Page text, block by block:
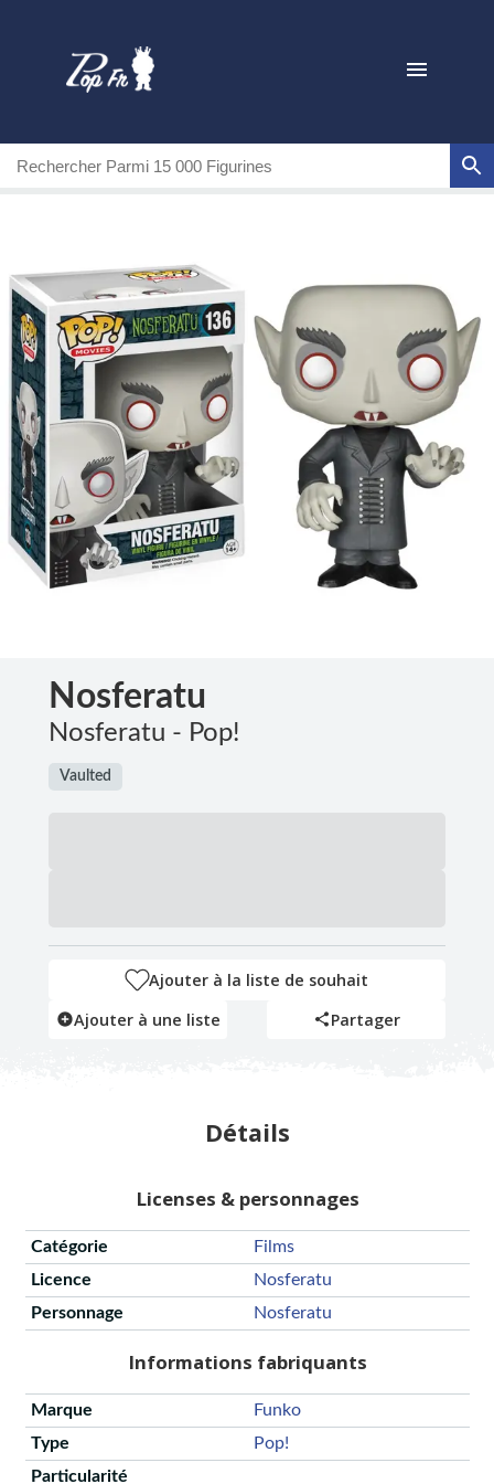
Nosferatu
Nosferatu - Pop!
Vaulted
Ajouter à la liste de souhait
Ajouter à une liste
Partager
Détails
Licenses & personnages
Catégorie
Films
Licence
Nosferatu
Personnage
Nosferatu
Informations fabriquants
Marque
Funko
Type
Pop!
Particularité